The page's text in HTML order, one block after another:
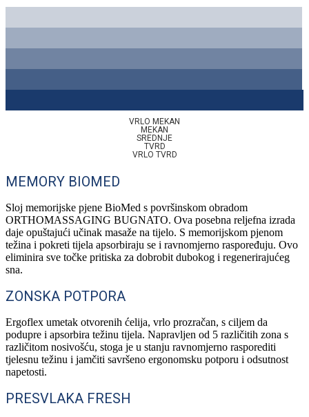
VRLO MEKAN
MEKAN
SREDNJE
TVRD
VRLO TVRD
MEMORY BIOMED
Sloj memorijske pjene BioMed s površinskom obradom
ORTHOMASSAGING BUGNATO. Ova posebna reljefna izrada
daje opuštajući učinak masaže na tijelo. S memorijskom pjenom
težina i pokreti tijela apsorbiraju se i ravnomjerno raspoređuju. Ovo
eliminira sve točke pritiska za dobrobit dubokog i regenerirajućeg
sna.
ZONSKA POTPORA
Ergoflex umetak otvorenih ćelija, vrlo prozračan, s ciljem da
podupre i apsorbira težinu tijela. Napravljen od 5 različitih zona s
različitom nosivošću, stoga je u stanju ravnomjerno rasporediti
tjelesnu težinu i jamčiti savršeno ergonomsku potporu i odsutnost
napetosti.
PRESVLAKA FRESH